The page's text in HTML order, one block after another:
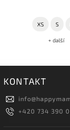
XS S
+ další
KONTAKT
info@
+420 734 390